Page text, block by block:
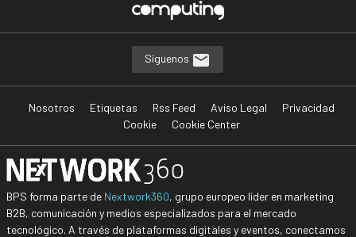
Síguenos
Nosotros Etiquetas Rss Feed Aviso Legal
Privacidad
Cookie
Cookie Center
BPS forma parte de Nextwork360, grupo europeo líder en marketing
B2B, comunicación y medios especializados para el mercado
tecnológico. A través de plataformas digitales y eventos, conectamos